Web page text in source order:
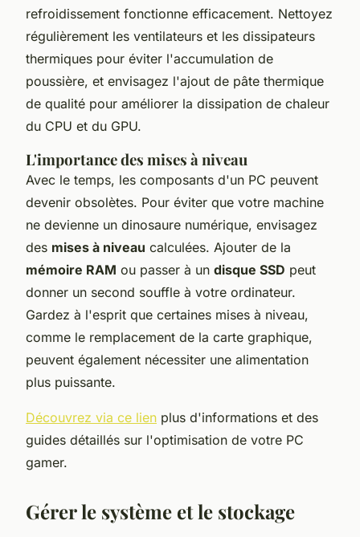
refroidissement fonctionne efficacement. Nettoyez
régulièrement les ventilateurs et les dissipateurs
thermiques pour éviter l'accumulation de
poussière, et envisagez l'ajout de pâte thermique
de qualité pour améliorer la dissipation de chaleur
du CPU et du GPU.
L'importance des mises à niveau
Avec le temps, les composants d'un PC peuvent
devenir obsolètes. Pour éviter que votre machine
ne devienne un dinosaure numérique, envisagez
des mises à niveau calculées. Ajouter de la
mémoire RAM ou passer à un disque SSD peut
donner un second souffle à votre ordinateur.
Gardez à l'esprit que certaines mises à niveau,
comme le remplacement de la carte graphique,
peuvent également nécessiter une alimentation
plus puissante.
Découvrez via ce lien plus d'informations et des
guides détaillés sur l'optimisation de votre PC
gamer.
Gérer le système et le stockage